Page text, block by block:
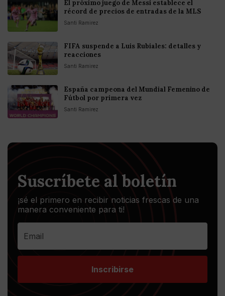
El próximo juego de Messi establece el
récord de precios de entradas de la MLS
Santi Ramirez
FIFA suspende a Luis Rubiales: detalles y
reacciones
Santi Ramirez
España campeona del Mundial Femenino de
Fútbol por primera vez
Santi Ramirez
Suscríbete al boletín
¡sé el primero en recibir noticias frescas de una
manera conveniente para ti!
Inscribirse